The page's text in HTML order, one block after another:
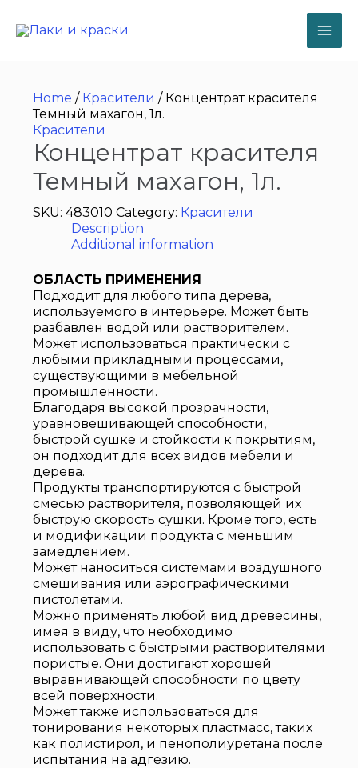
содержимому
Home / Красители / Концентрат красителя
Темный махагон, 1л.
Красители
Концентрат красителя
Темный махагон, 1л.
SKU: 483010 Category: Красители
Description
Additional information
ОБЛАСТЬ ПРИМЕНЕНИЯ
Подходит для любого типа дерева,
используемого в интерьере. Может быть
разбавлен водой или растворителем.
Может использоваться практически с
любыми прикладными процессами,
существующими в мебельной
промышленности.
Благодаря высокой прозрачности,
уравновешивающей способности,
быстрой сушке и стойкости к покрытиям,
он подходит для всех видов мебели и
дерева.
Продукты транспортируются с быстрой
смесью растворителя, позволяющей их
быструю скорость сушки. Кроме того, есть
и модификации продукта с меньшим
замедлением.
Может наноситься системами воздушного
смешивания или аэрографическими
пистолетами.
Можно применять любой вид древесины,
имея в виду, что необходимо
использовать с быстрыми растворителями
пористые. Они достигают хорошей
выравнивающей способности по цвету
всей поверхности.
Может также использоваться для
тонирования некоторых пластмасс, таких
как полистирол, и пенополиуретана после
испытания на адгезию.